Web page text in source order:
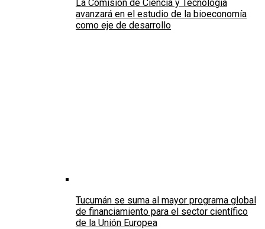
La Comisión de Ciencia y Tecnología
avanzará en el estudio de la bioeconomía
como eje de desarrollo
Tucumán se suma al mayor programa global
de financiamiento para el sector científico
de la Unión Europea